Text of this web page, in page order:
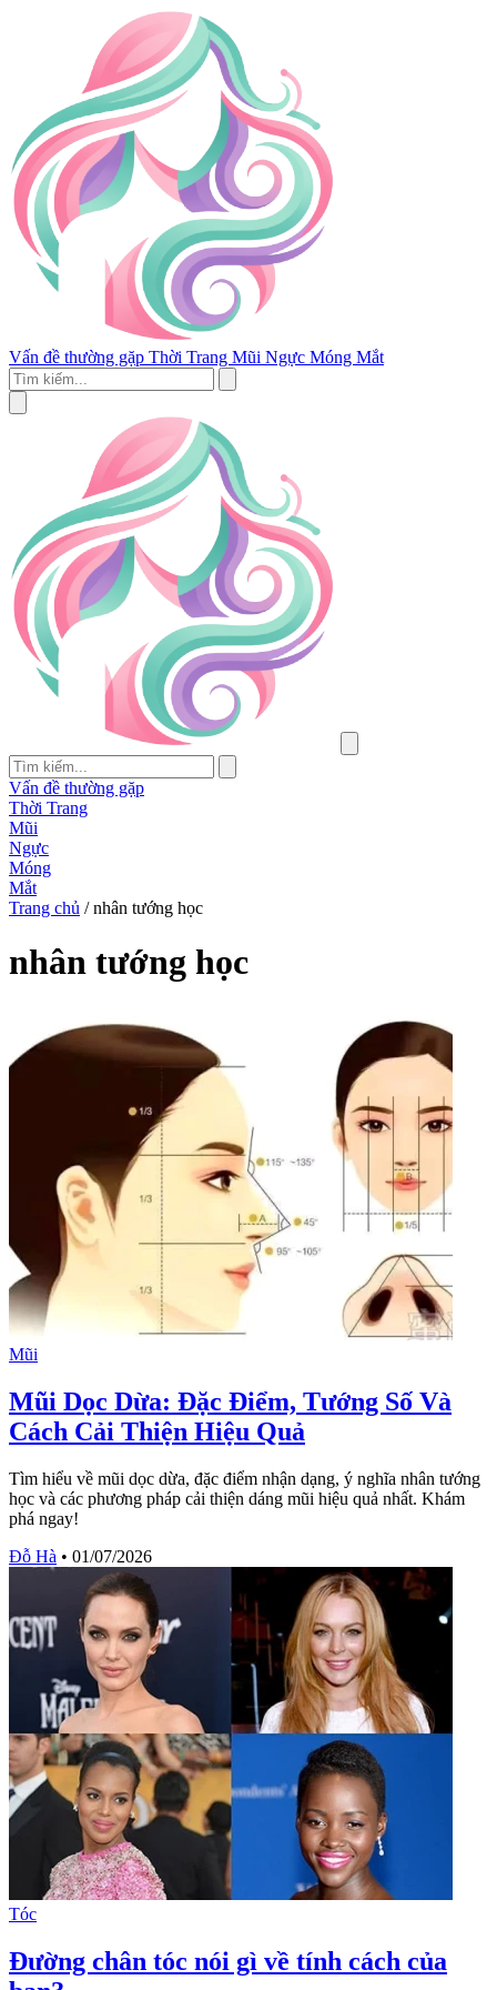
Vấn đề thường gặp Thời Trang Mũi Ngực Móng Mắt
Vấn đề thường gặp
Thời Trang
Mũi
Ngực
Móng
Mắt
Trang chủ / nhân tướng học
nhân tướng học
Mũi
Mũi Dọc Dừa: Đặc Điểm, Tướng Số Và
Cách Cải Thiện Hiệu Quả
Tìm hiểu về mũi dọc dừa, đặc điểm nhận dạng, ý nghĩa nhân tướng
học và các phương pháp cải thiện dáng mũi hiệu quả nhất. Khám
phá ngay!
Đỗ Hà • 01/07/2026
Tóc
Đường chân tóc nói gì về tính cách của